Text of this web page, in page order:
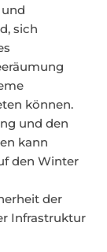
sich
können.
und den
kann
den Winter
der
Infrastruktur